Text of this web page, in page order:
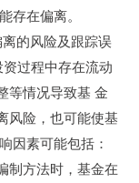
能存在偏离。
的风险及跟踪误
过程中存在流动
等情况导致基 金
风险，也可能使基
因素可能包括：
制方法时，基金在